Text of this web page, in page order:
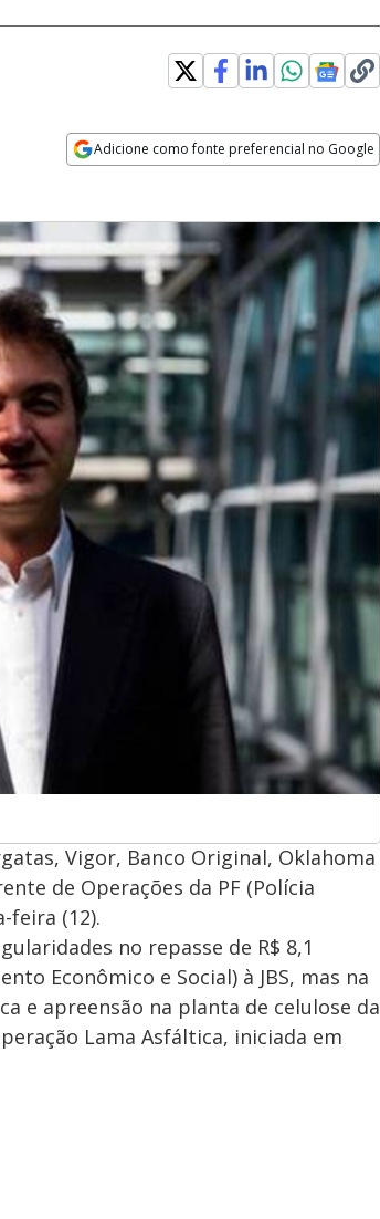
Adicione como fonte preferencial no Google
Vigor, Banco Original, Oklahoma
de Operações da PF (Polícia
feira (12).
no repasse de R$ 8,1
Econômico e Social) à JBS, mas na
e apreensão na planta de celulose da
Lama Asfáltica, iniciada em